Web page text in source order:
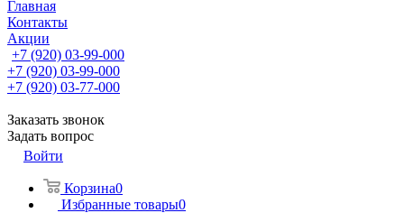
Главная
Контакты
Акции
+7 (920) 03-99-000
+7 (920) 03-99-000
+7 (920) 03-77-000
Заказать звонок
Задать вопрос
Войти
Корзина0
Избранные товары0